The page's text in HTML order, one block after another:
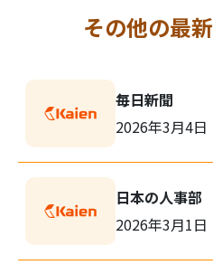
その他の最
毎日新聞
2026年3月4日
日本の人事部
2026年3月1日